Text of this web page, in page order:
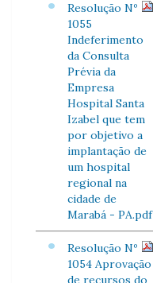
Resolução Nº
1055
Indeferimento
da Consulta
Prévia da
Empresa
Hospital Santa
Izabel que tem
por objetivo a
implantação de
um hospital
regional na
cidade de
Marabá - PA.pdf
Resolução Nº
1054 Aprovação
de recursos do